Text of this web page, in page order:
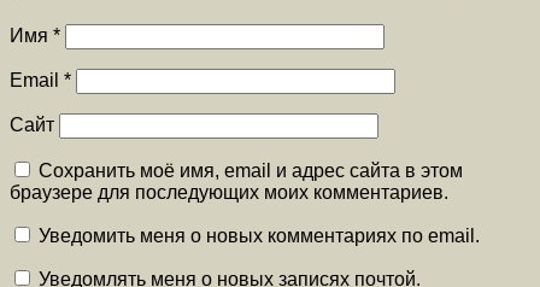
Имя *
Email *
Сайт
Сохранить моё имя, email и адрес сайта в этом
браузере для последующих моих комментариев.
Уведомить меня о новых комментариях по email.
Уведомлять меня о новых записях почтой.